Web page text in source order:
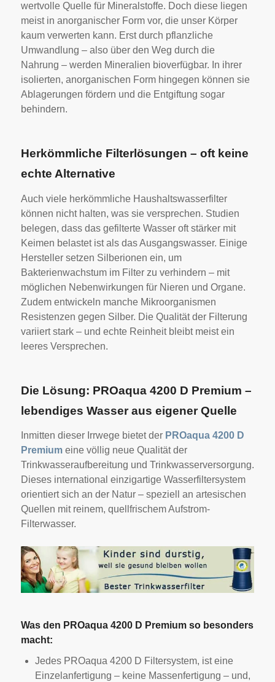
wertvolle Quelle für Mineralstoffe. Doch diese liegen
meist in anorganischer Form vor, die unser Körper
kaum verwerten kann. Erst durch pflanzliche
Umwandlung – also über den Weg durch die
Nahrung – werden Mineralien bioverfügbar. In ihrer
isolierten, anorganischen Form hingegen können sie
Ablagerungen fördern und die Entgiftung sogar
behindern.
Herkömmliche Filterlösungen – oft keine
echte Alternative
Auch viele herkömmliche Haushaltswasserfilter
können nicht halten, was sie versprechen. Studien
belegen, dass das gefilterte Wasser oft stärker mit
Keimen belastet ist als das Ausgangswasser. Einige
Hersteller setzen Silberionen ein, um
Bakterienwachstum im Filter zu verhindern – mit
möglichen Nebenwirkungen für Nieren und Organe.
Zudem entwickeln manche Mikroorganismen
Resistenzen gegen Silber. Die Qualität der Filterung
variiert stark – und echte Reinheit bleibt meist ein
leeres Versprechen.
Die Lösung: PROaqua 4200 D Premium –
lebendiges Wasser aus eigener Quelle
Inmitten dieser Irrwege bietet der PROaqua 4200 D
Premiumeine völlig neue Qualität der
Trinkwasseraufbereitung und Trinkwasserversorgung.
Dieses international einzigartige Wasserfiltersystem
orientiert sich an der Natur – speziell an artesischen
Quellen mit reinem, quellfrischem Aufstrom-
Filterwasser.
Was den PROaqua 4200 D Premium so besonders
macht:
Jedes PROaqua 4200 D Filtersystem, ist eine
Einzelanfertigung – keine Massenfertigung – und,